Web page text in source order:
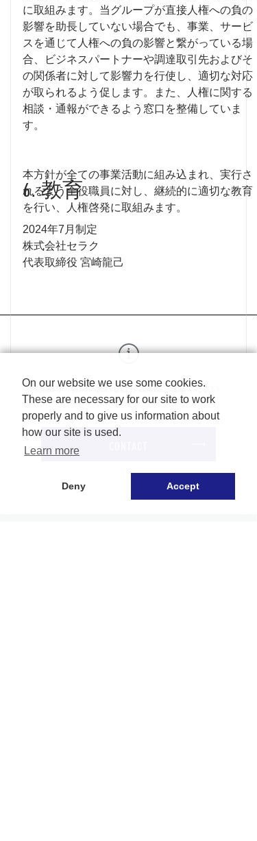
に取組みます。当グループが直接人権への負の
影響を助長していない場合でも、事業、サービ
スを通じて人権への負の影響と繋がっている場
合、ビジネスパートナーや調達取引先およびそ
の関係者に対して影響力を行使し、適切な対応
が取られるよう促します。また、人権に関する
相談・通報ができるよう窓口を整備していま
す。
6. 教育
本方針が全ての事業活動に組み込まれ、実行さ
れるよう全役職員に対し、継続的に適切な教育
を行い、人権啓発に取組みます。
2024年7月制定
株式会社セラク
代表取締役 宮崎龍己
お見積り、お問い合わせはお気軽にご連絡ください。
On our website we use some cookies.
These are necessary for our site to work
properly and to give us information about
how our site is used.
Learn more
Deny Accept